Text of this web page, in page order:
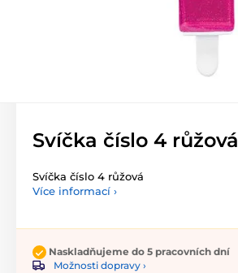
Svíčka číslo 4 růžová
Svíčka číslo 4 růžová
Více informací ›
Naskladňujeme do 5 pracovních dní
Možnosti dopravy ›